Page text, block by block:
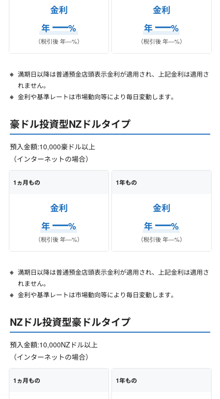
金利
年―%
（税引後 年―%）
金利
年―%
（税引後 年―%）
満期日以降は普通預金店頭表示金利が適用され、上記金利は適用さ
れません。
金利や基準レートは市場動向等により毎日変動します。
豪ドル投資型NZドルタイプ
預入金額:10,000豪ドル以上
（インターネットの場合）
1ヵ月もの
金利
年―%
（税引後 年―%）
1年もの
金利
年―%
（税引後 年―%）
満期日以降は普通預金店頭表示金利が適用され、上記金利は適用さ
れません。
金利や基準レートは市場動向等により毎日変動します。
NZドル投資型豪ドルタイプ
預入金額:10,000NZドル以上
（インターネットの場合）
1ヵ月もの 1年もの